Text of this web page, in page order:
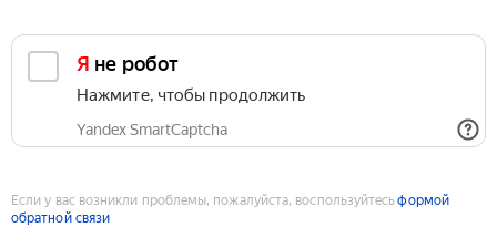
Я не робот
Нажмите, чтобы продолжить
Yandex SmartCaptcha
Если у вас возникли проблемы, пожалуйста, воспользуйтесьформой
обратной связи